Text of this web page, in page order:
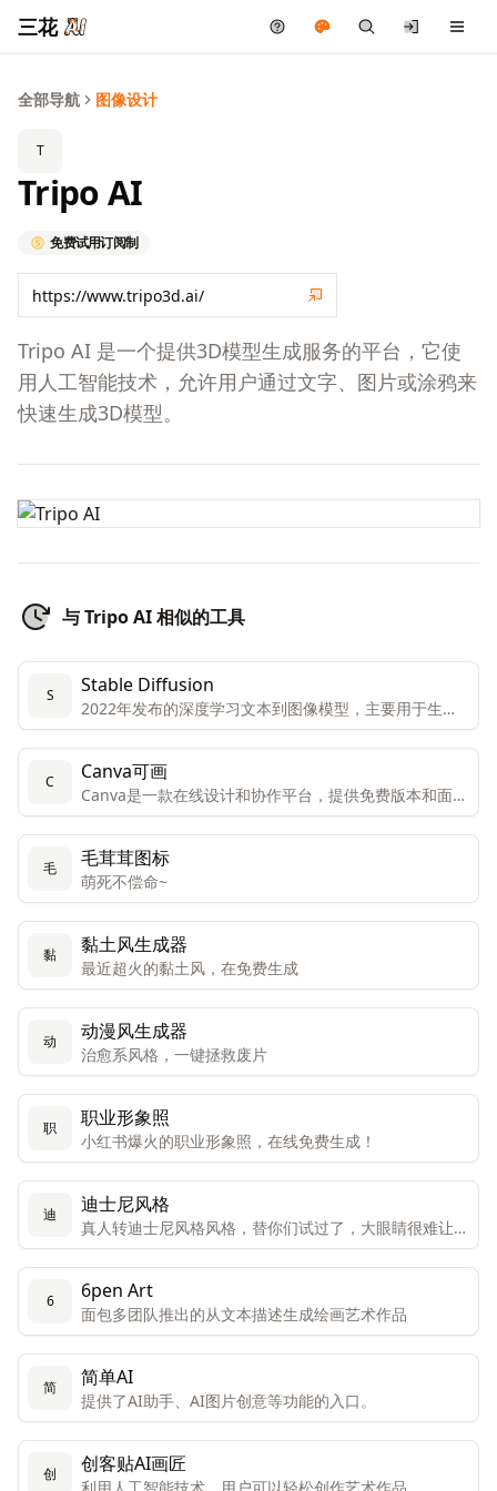
三花
全部导航 图像设计
T
Tripo AI
免费试用订阅制
Tripo AI 是一个提供3D模型生成服务的平台，它使
用人工智能技术，允许用户通过文字、图片或涂鸦来
快速生成3D模型。
与 Tripo AI 相似的工具
S Stable Diffusion
2022年发布的深度学习文本到图像模型，主要用于生成
基于文本描述的详细图像，为图像生成和处理提供了更多
的可能性。
C Canva可画
Canva是一款在线设计和协作平台，提供免费版本和面向
个人和团队的高级版本。高级版本包括所有功能和内容，
而免费版本只能有限访问。Canva还提供免费访问注册的
非营利组织和教育机构。Canva提供数千种专业模板、图
像和高质量内容，可创建设计、演示文稿、视频和社交媒
体内容。
毛 毛茸茸图标
萌死不偿命~
黏 黏土风生成器
最近超火的黏土风，在免费生成
动 动漫风生成器
治愈系风格，一键拯救废片
职 职业形象照
小红书爆火的职业形象照，在线免费生成！
迪 迪士尼风格
真人转迪士尼风格风格，替你们试过了，大眼睛很难让人
不喜欢。
6 6pen Art
面包多团队推出的从文本描述生成绘画艺术作品
简 简单AI
提供了AI助手、AI图片创意等功能的入口。
创 创客贴AI画匠